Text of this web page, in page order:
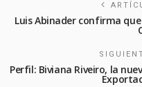
Luis Abinader confirma
Perfil: Biviana Riveiro, la